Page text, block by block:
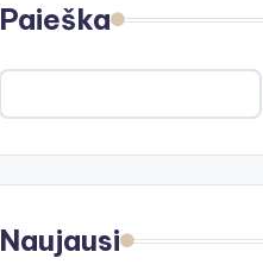
Paieška
Naujausi